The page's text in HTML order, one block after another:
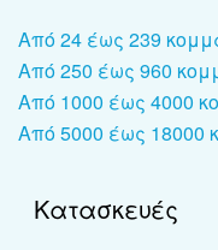
Από 24 έως 239
Από 250 έως 960
Από 1000 έως 4000
Από 5000 έως 18000
Κατασκευές